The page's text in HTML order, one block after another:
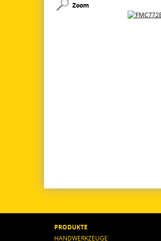
Zoom
PRODUKTE
HANDWERKZEUGE